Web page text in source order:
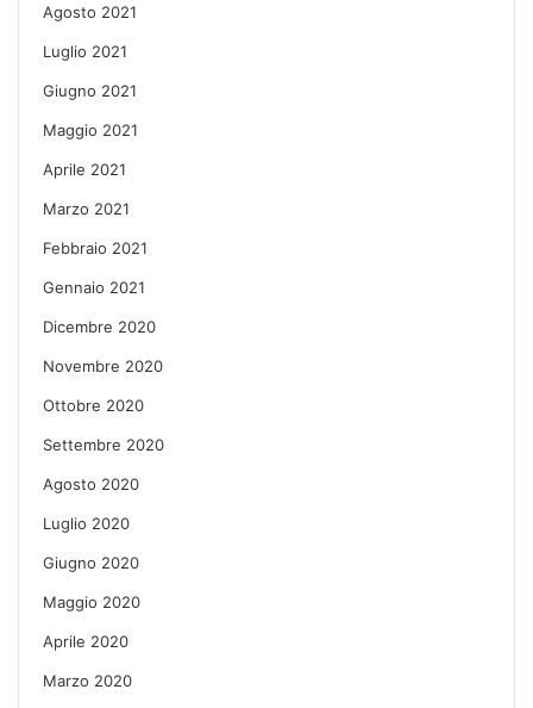
Agosto 2021
Luglio 2021
Giugno 2021
Maggio 2021
Aprile 2021
Marzo 2021
Febbraio 2021
Gennaio 2021
Dicembre 2020
Novembre 2020
Ottobre 2020
Settembre 2020
Agosto 2020
Luglio 2020
Giugno 2020
Maggio 2020
Aprile 2020
Marzo 2020